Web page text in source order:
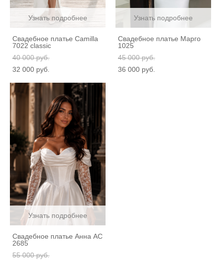
Узнать подробнее
Свадебное платье Camilla
7022 classic
40 000 pуб.
32 000 pуб.
Узнать подробнее
Свадебное платье Марго
1025
45 000 pуб.
36 000 pуб.
Узнать подробнее
Свадебное платье Анна АС
2685
55 000 pуб.